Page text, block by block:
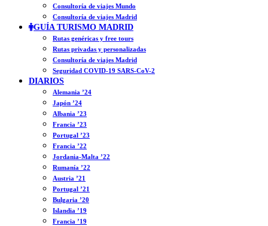
Consultoría de viajes Mundo
Consultoría de viajes Madrid
GUÍA TURISMO MADRID
Rutas genéricas y free tours
Rutas privadas y personalizadas
Consultoría de viajes Madrid
Seguridad COVID-19 SARS-CoV-2
DIARIOS
Alemania ’24
Japón ’24
Albania ’23
Francia ’23
Portugal ’23
Francia ’22
Jordania-Malta ’22
Rumanía ’22
Austria ’21
Portugal ’21
Bulgaria ’20
Islandia ’19
Francia ’19